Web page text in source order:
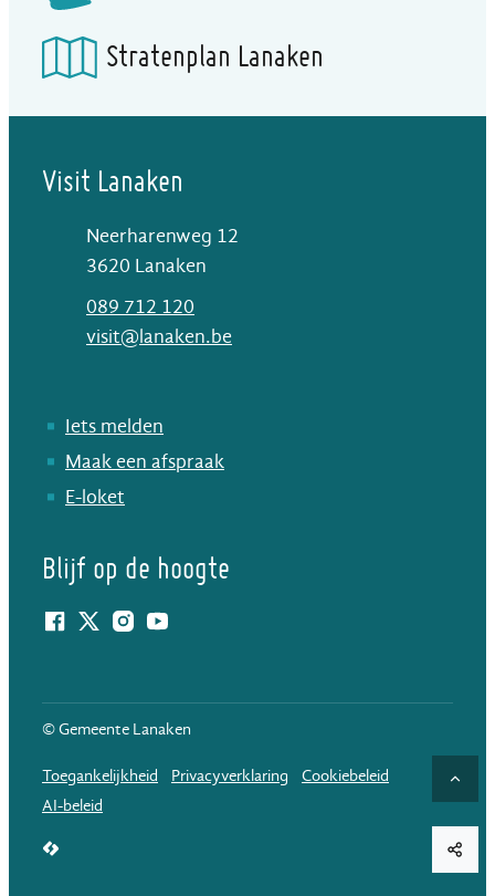
Stratenplan Lanaken
Visit Lanaken
Neerharenweg 12
,3620 Lanaken
089 712 120
E-mailvisit@lanaken.be
Iets melden
Maak een afspraak
E-loket
Blijf op de hoogte
Facebook
TwitterInstagram
YouTube
© Gemeente Lanaken
Toegankelijkheid Privacyverklaring
Cookiebeleid
AI-beleid
LCP nv 2026 © Deel